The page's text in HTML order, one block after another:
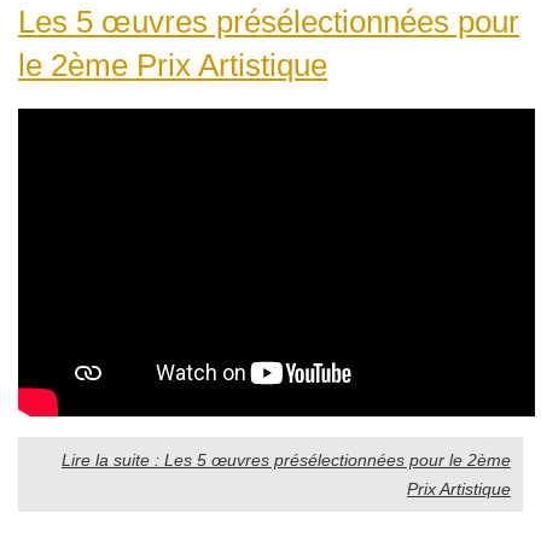
Les 5 œuvres présélectionnées pour
le 2ème Prix Artistique
Lire la suite : Les 5 œuvres présélectionnées pour le 2ème
Prix Artistique